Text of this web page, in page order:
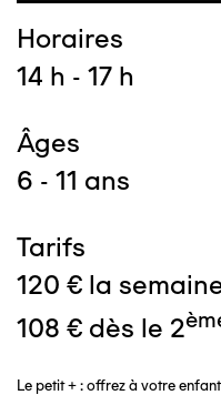
Horaires
14 h - 17 h
Âges
6 - 11 ans
Tarifs
120 € la
108 € dès le 2
Le petit + : offrez à votre